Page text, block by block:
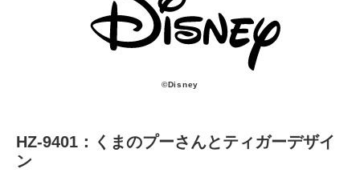
©Disney
HZ-9401：くまのプーさんとティガーデザイ
ン